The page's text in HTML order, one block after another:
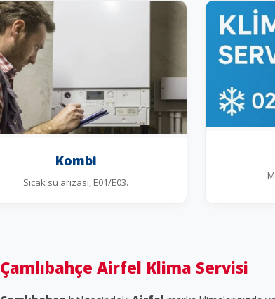
Kombi
Sıcak su arızası, E01/E03.
Çamlıbahçe Airfel Klima Servisi